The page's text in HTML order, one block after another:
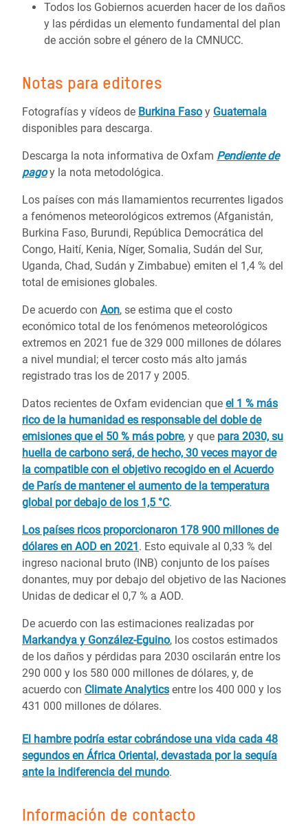
Todos los Gobiernos acuerden hacer de los daños
y las pérdidas un elemento fundamental del plan
de acción sobre el género de la CMNUCC.
Notas para editores
Fotografías y vídeos de Burkina Faso y Guatemala
disponibles para descarga.
Descarga la nota informativa de Oxfam Pendiente de
pagoy la nota metodológica.
Los países con más llamamientos recurrentes ligados
a fenómenos meteorológicos extremos (Afganistán,
Burkina Faso, Burundi, República Democrática del
Congo, Haití, Kenia, Níger, Somalia, Sudán del Sur,
Uganda, Chad, Sudán y Zimbabue) emiten el 1,4 % del
total de emisiones globales.
De acuerdo con Aon, se estima que el costo
económico total de los fenómenos meteorológicos
extremos en 2021 fue de 329 000 millones de dólares
a nivel mundial; el tercer costo más alto jamás
registrado tras los de 2017 y 2005.
Datos recientes de Oxfam evidencian que el 1 % más
rico de la humanidad es responsable del doble de
emisiones que el 50 % más pobre, y que para 2030, su
huella de carbono será, de hecho, 30 veces mayor de
la compatible con el objetivo recogido en el Acuerdo
de París de mantener el aumento de la temperatura
global por debajo de los 1,5 °C.
Los países ricos proporcionaron 178 900 millones de
dólares en AOD en 2021. Esto equivale al 0,33 % del
ingreso nacional bruto (INB) conjunto de los países
donantes, muy por debajo del objetivo de las Naciones
Unidas de dedicar el 0,7 % a AOD.
De acuerdo con las estimaciones realizadas por
Markandya y González-Eguino, los costos estimados
de los daños y pérdidas para 2030 oscilarán entre los
290 000 y los 580 000 millones de dólares, y, de
acuerdo con Climate Analytics entre los 400 000 y los
431 000 millones de dólares.
El hambre podría estar cobrándose una vida cada 48
segundos en África Oriental, devastada por la sequía
ante la indiferencia del mundo.
Información de contacto